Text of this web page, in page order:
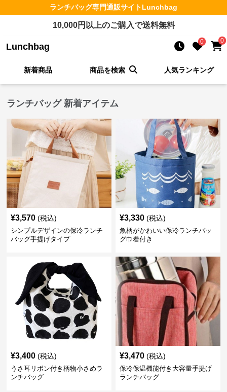
ランチバッグ専門通販サイトLunchbag
10,000円以上のご購入で送料無料
Lunchbag 0 0
新着商品 商品を検索 人気ランキング
ランチバッグ 新着アイテム
¥3,570 (税込)
シンプルデザインの保冷ランチ
バッグ手提げタイプ
¥3,330 (税込)
魚柄がかわいい保冷ランチバッ
グ巾着付き
¥3,400 (税込)
うさ耳リボン付き柄物小さめラ
ンチバッグ
¥3,470 (税込)
保冷保温機能付き大容量手提げ
ランチバッグ